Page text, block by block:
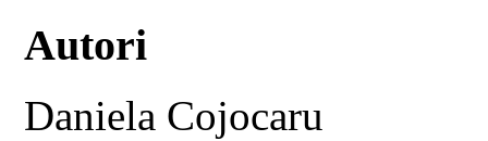
Autori
Daniela Cojocaru